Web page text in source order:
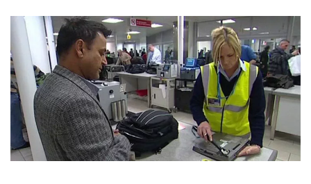
Legal
El medio de
comunicación
digital donde
encontrarás
todas las
noticias sobre
tecnología,
móviles,